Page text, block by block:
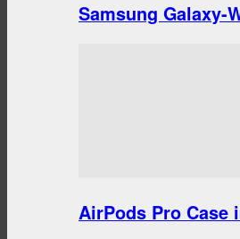
Samsung Galaxy-
AirPods Pro Case